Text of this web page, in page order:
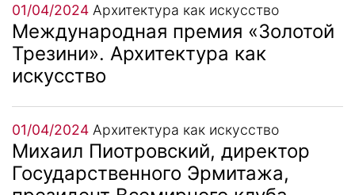
01/04/2024 Архитектура как искусство
Международная премия «Золотой
Трезини». Архитектура как
искусство
01/04/2024 Архитектура как искусство
Михаил Пиотровский, директор
Государственного Эрмитажа,